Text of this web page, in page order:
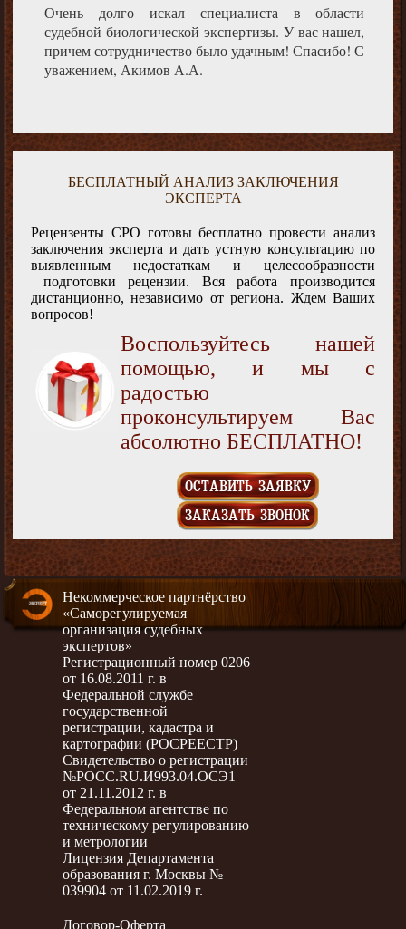
Очень долго искал специалиста в области
судебной биологической экспертизы. У вас нашел,
причем сотрудничество было удачным! Спасибо! С
уважением, Акимов А.А.
БЕСПЛАТНЫЙ АНАЛИЗ ЗАКЛЮЧЕНИЯ
ЭКСПЕРТА
Рецензенты СРО готовы бесплатно провести анализ
заключения эксперта и дать устную консультацию по
выявленным недостаткам и целесообразности
подготовки рецензии. Вся работа производится
дистанционно, независимо от региона. Ждем Ваших
вопросов!
Воспользуйтесь нашей
помощью, и мы с
радостью
проконсультируем Вас
абсолютно БЕСПЛАТНО!
ОСТАВИТЬ ЗАЯВКУ
ЗАКАЗАТЬ ЗВОНОК
Некоммерческое партнёрство
«Саморегулируемая
организация судебных
экспертов»
Регистрационный номер 0206
от 16.08.2011 г. в
Федеральной службе
государственной
регистрации, кадастра и
картографии (РОСРЕЕСТР)
Свидетельство о регистрации
№РОСС.RU.И993.04.ОСЭ1
от 21.11.2012 г. в
Федеральном агентстве по
техническому регулированию
и метрологии
Лицензия Департамента
образования г. Москвы №
039904 от 11.02.2019 г.
Договор-Оферта